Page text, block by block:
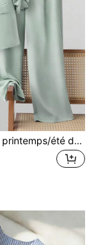
Ensemble femme printemps/été décontracté pour le travail, veste blazer ample à simple boutonnage, manches 3/4, design plissé & pantalon large, automne